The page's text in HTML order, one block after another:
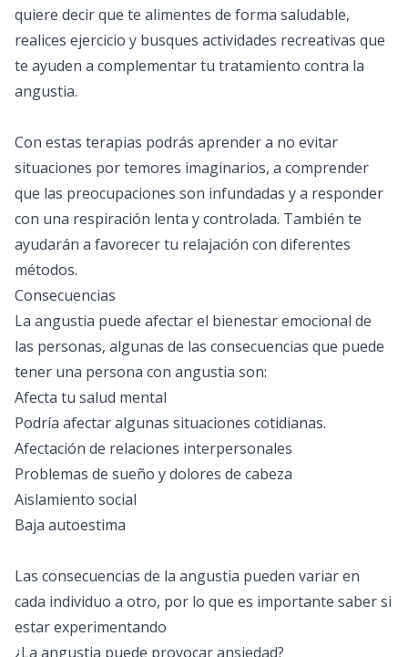
quiere decir que te alimentes de forma saludable,
realices ejercicio y busques actividades recreativas que
te ayuden a complementar tu tratamiento contra la
angustia.
Con estas terapias podrás aprender a no evitar
situaciones por temores imaginarios, a comprender
que las preocupaciones son infundadas y a responder
con una respiración lenta y controlada. También te
ayudarán a favorecer tu relajación con diferentes
métodos.
Consecuencias
La angustia puede afectar el bienestar emocional de
las personas, algunas de las consecuencias que puede
tener una persona con angustia son:
Afecta tu salud mental
Podría afectar algunas situaciones cotidianas.
Afectación de relaciones interpersonales
Problemas de sueño y dolores de cabeza
Aislamiento social
Baja autoestima
Las consecuencias de la angustia pueden variar en
cada individuo a otro, por lo que es importante saber si
estar experimentando
¿La angustia puede provocar ansiedad?